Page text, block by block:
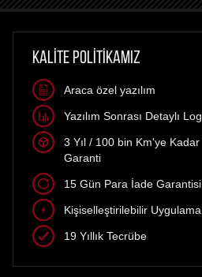
KALİTE POLİTİKAMIZ
Araca özel yazılım
Yazılım Sonrası Detaylı Log
3 Yıl / 100 bin Km'ye Kadar
Garanti
15 Gün Para İade Garantisi
Kişiselleştirilebilir Uygulama
19 Yıllık Tecrübe